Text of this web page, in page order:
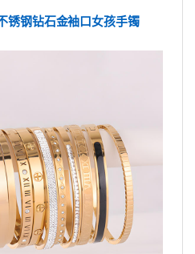
锈钢钻石金袖口女孩手镯